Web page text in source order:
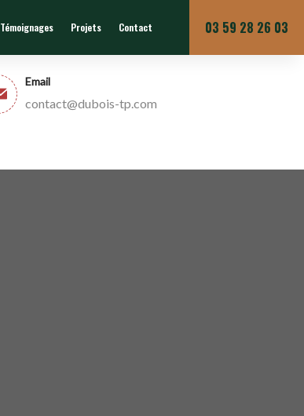
Du lundi au vendredi
Email
contact@dubois-tp.com
Témoignages Projets Contact 03 59 28 26 03